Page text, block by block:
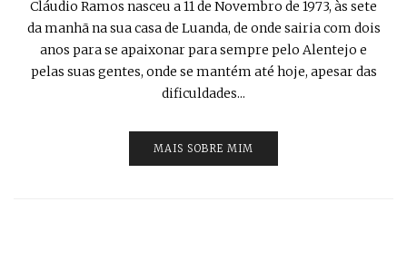
Cláudio Ramos nasceu a 11 de Novembro de 1973, às sete
da manhã na sua casa de Luanda, de onde sairia com dois
anos para se apaixonar para sempre pelo Alentejo e
pelas suas gentes, onde se mantém até hoje, apesar das
dificuldades...
MAIS SOBRE MIM